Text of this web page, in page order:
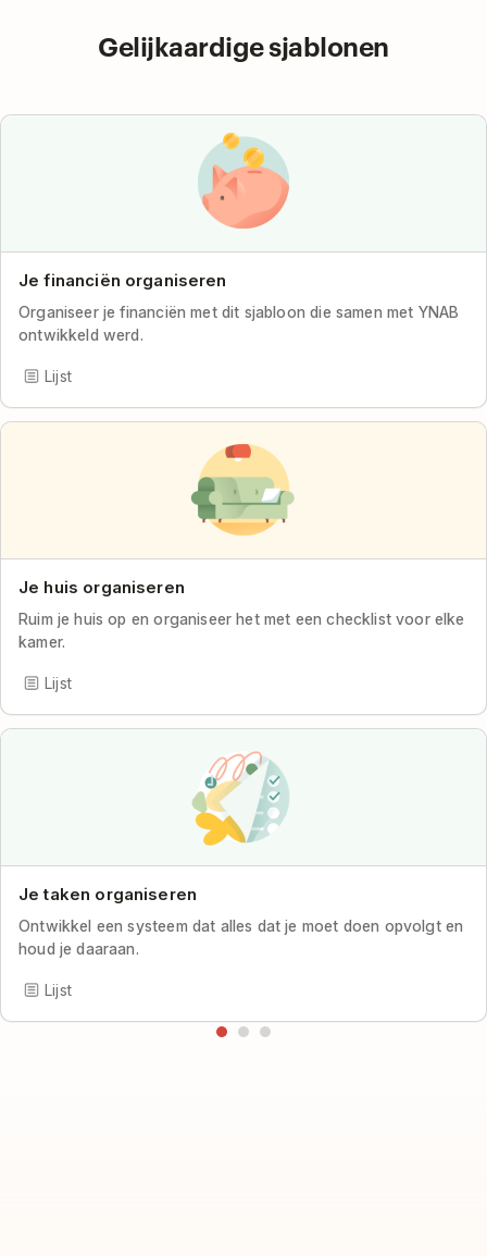
Gelijkaardige sjablonen
Je financiën organiseren
Organiseer je financiën met dit sjabloon die samen met YNAB
ontwikkeld werd.
Lijst
Je huis organiseren
Ruim je huis op en organiseer het met een checklist voor elke
kamer.
Lijst
Je taken organiseren
Ontwikkel een systeem dat alles dat je moet doen opvolgt en
houd je daaraan.
Lijst